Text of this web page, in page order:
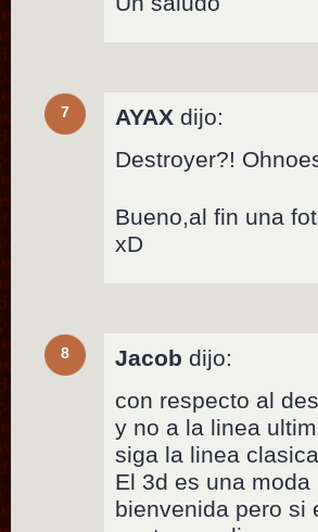
7 AYAX dijo:
Destroyer?!
Bueno,al fin una
xD
8 Jacob dijo:
con respecto al
y no a la linea
siga la linea
El 3d es una
bienvenida pero si